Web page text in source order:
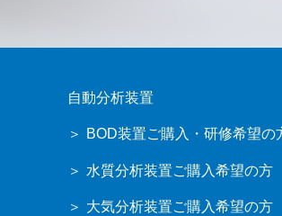
自動分析装置
BOD装置ご購入・研修希望の
水質分析装置ご購入希望の方
大気分析装置ご購入希望の方